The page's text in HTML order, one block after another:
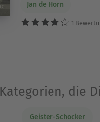
Jan de Horn
1
Kategorien, die
Geister-Schocker